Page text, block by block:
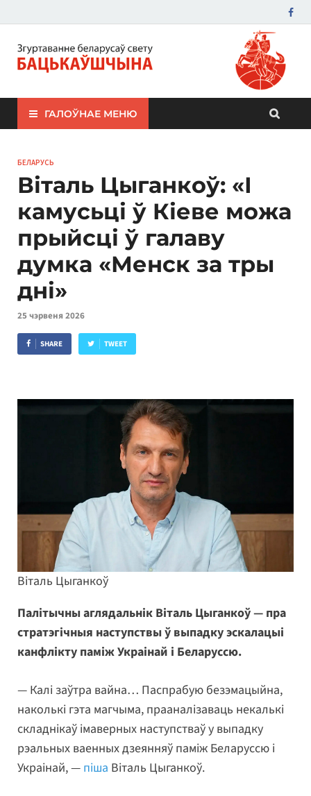
ЗБС "Бацькаўшчына"
ГАЛОЎНАЕ МЕНЮ
БЕЛАРУСЬ
Віталь Цыганкоў: «І
камусьці ў Кіеве можа
прыйсці ў галаву
думка «Менск за тры
дні»
25 чэрвеня 2026
SHARE TWEET
Віталь Цыганкоў
Палітычны аглядальнік Віталь Цыганкоў — пра
стратэгічныя наступствы ў выпадку эскалацыі
канфлікту паміж Украінай і Беларуссю.
— Калі заўтра вайна… Паспрабую безэмацыйна,
наколькі гэта магчыма, прааналізаваць некалькі
складнікаў імаверных наступстваў у выпадку
рэальных ваенных дзеянняў паміж Беларуссю і
Украінай, — піша Віталь Цыганкоў.